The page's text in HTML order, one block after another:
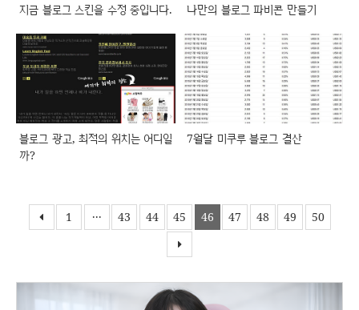
지금 블로그 스킨을 수정 중입니다. 나만의 블로그 파비콘 만들기
블로그 광고, 최적의 위치는 어디일
까?
7월달 미쿠루 블로그 결산
1 ··· 43 44 45 46 47 48 49 50